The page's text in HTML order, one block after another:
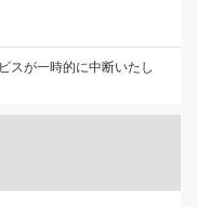
スが一時的に中断いたし